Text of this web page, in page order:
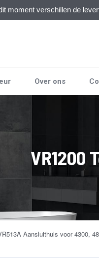
moment verschillen de
Over ons
VR1200
Aansluithuls voor 4300,